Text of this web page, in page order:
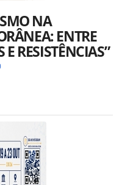
NA
ENTRE
E RESISTÊNCIAS”